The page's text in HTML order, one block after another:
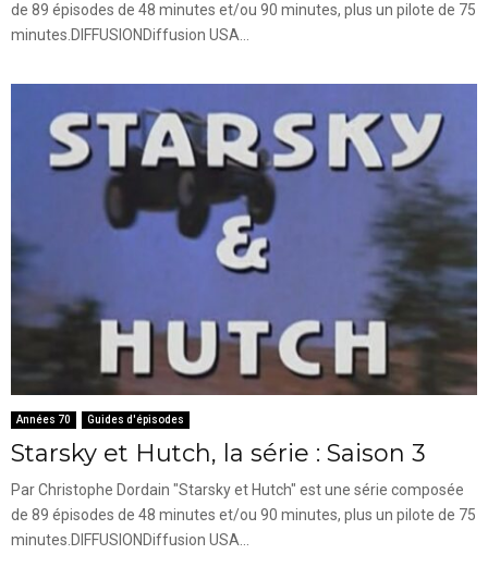
de 89 épisodes de 48 minutes et/ou 90 minutes, plus un pilote de 75
minutes.DIFFUSIONDiffusion USA...
Années 70 Guides d'épisodes
Starsky et Hutch, la série : Saison 3
Par Christophe Dordain "Starsky et Hutch" est une série composée
de 89 épisodes de 48 minutes et/ou 90 minutes, plus un pilote de 75
minutes.DIFFUSIONDiffusion USA...